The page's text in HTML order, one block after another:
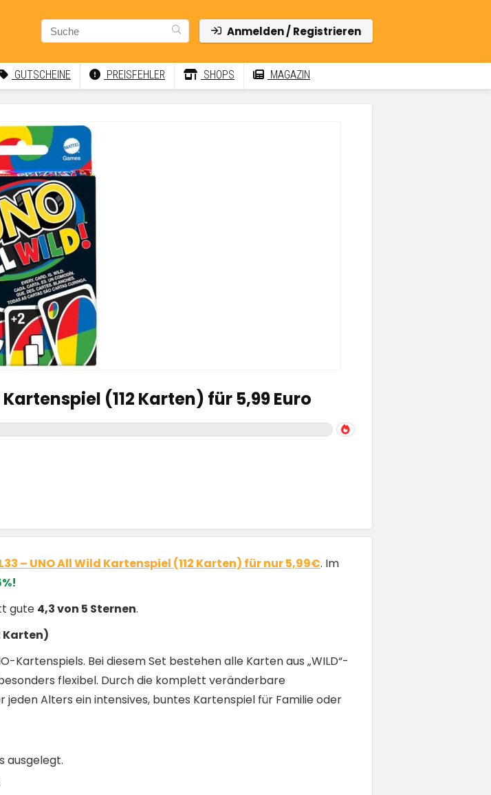
Anmelden / Registrieren
GUTSCHEINE PREISFEHLER SHOPS MAGAZIN
(112 Karten) für 5,99 Euro
– UNO All Wild Kartenspiel (112 Karten) für nur 5,99€. Im
gute 4,3 von 5 Sternen.
Karten)
Kartenspiels. Bei diesem Set bestehen alle Karten aus „WILD“-
flexibel. Durch die komplett veränderbare
Alters ein intensives, buntes Kartenspiel für Familie oder
ausgelegt.